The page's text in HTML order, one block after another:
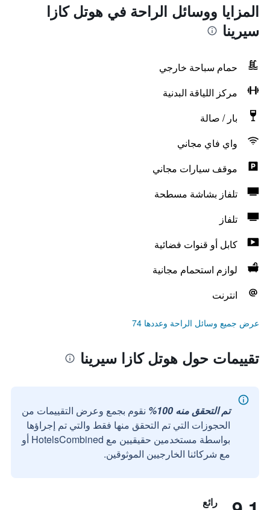
المزايا ووسائل الراحة في هوتل كازا
سيرينا
حمام سباحة خارجي
مركز اللياقة البدنية
بار / صالة
واي فاي مجاني
موقف سيارات مجاني
تلفاز بشاشة مسطحة
تلفاز
كابل أو قنوات فضائية
لوازم استحمام مجانية
انترنت
عرض جميع وسائل الراحة وعددها 74
تقييمات حول هوتل كازا سيرينا
تم التحقق منه 100%
نقوم بجمع وعرض التقييمات من
الحجوزات التي تم التحقق منها فقط والتي تم إجراؤها
بواسطة مستخدمين حقيقيين مع HotelsCombined أو
مع شركائنا الخارجيين الموثوقين.
رائع